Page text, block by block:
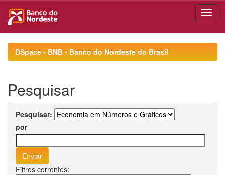
navigationDSpace - BNB - Banco do Nordeste do Brasil
Pesquisar
Pesquisar:
por
Filtros correntes: